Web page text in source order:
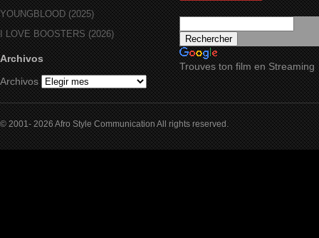
YOUNGBLOOD (2025)
I LOVE BOOSTERS (2026)
Archivos
Archivos
Trouves ton film en Streaming
© 2001- 2026 Afro Style Communication All rights reserved.